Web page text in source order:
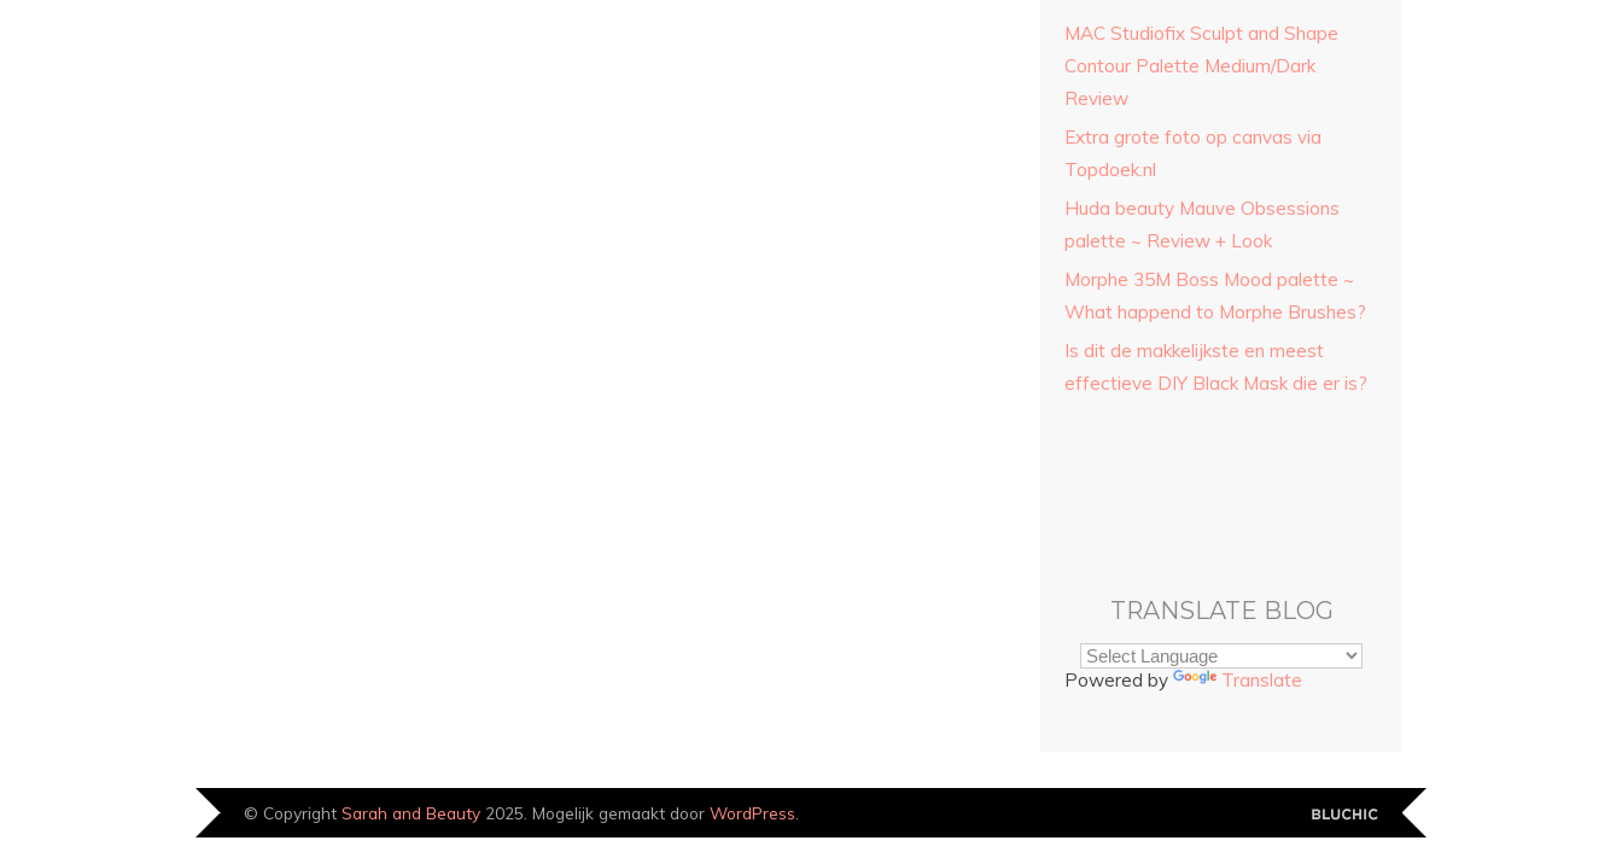
MAC Studiofix Sculpt and Shape
Contour Palette Medium/Dark
Review
Extra grote foto op canvas via
Topdoek.nl
Huda beauty Mauve Obsessions
palette ~ Review + Look
Morphe 35M Boss Mood palette ~
What happend to Morphe Brushes?
Is dit de makkelijkste en meest
effectieve DIY Black Mask die er is?
TRANSLATE BLOG
Powered by Translate
© Copyright Sarah and Beauty 2025. Mogelijk gemaakt door WordPress